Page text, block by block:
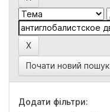
Почати новий пошук
Додати фільтри: